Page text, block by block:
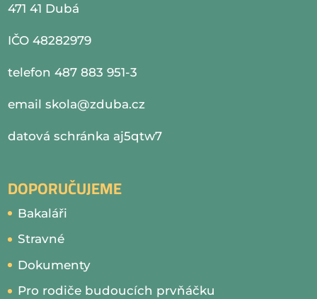
471 41 Dubá
IČO 48282979
telefon 487 883 951-3
emailskola@zduba.cz
datová schránka aj5qtw7
DOPORUČUJEME
Bakaláři
Stravné
Dokumenty
Pro rodiče budoucích prvňáčku